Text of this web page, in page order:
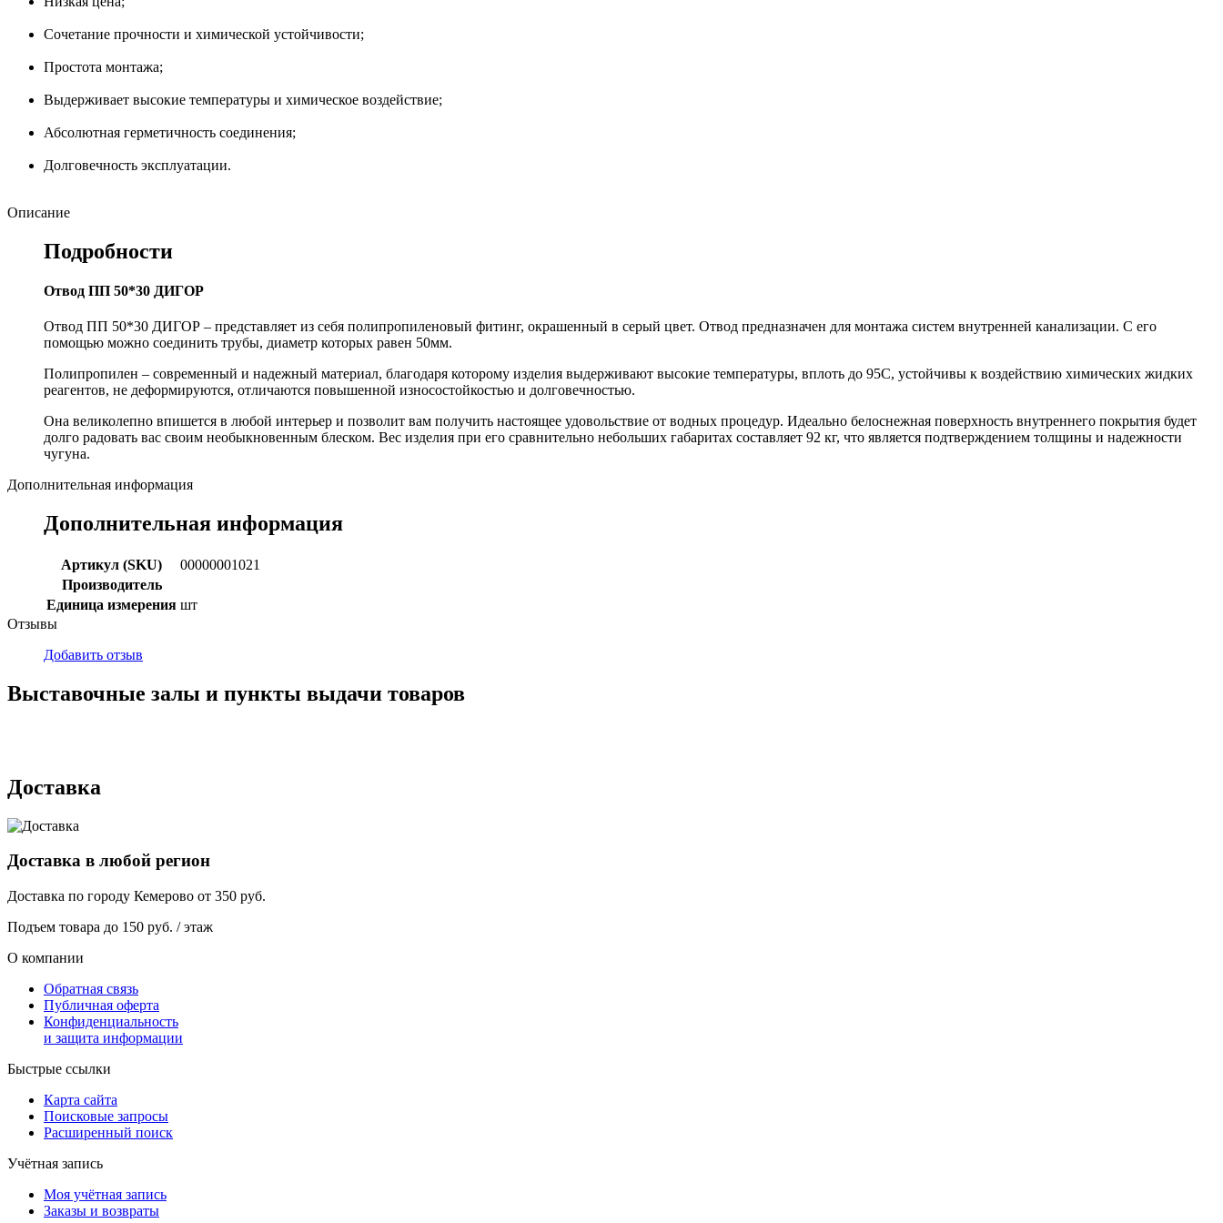
Сочетание прочности и химической устойчивости;
Простота монтажа;
Выдерживает высокие температуры и химическое воздействие;
Абсолютная герметичность соединения;
Долговечность эксплуатации.
Описание
Подробности
Отвод ПП 50*30 ДИГОР
Отвод ПП 50*30 ДИГОР – представляет из себя полипропиленовый фитинг, окрашенный в серый цвет. Отвод предназначен для монтажа систем внутренней канализации. С его
помощью можно соединить трубы, диаметр которых равен 50мм.
Полипропилен – современный и надежный материал, благодаря которому изделия выдерживают высокие температуры, вплоть до 95С, устойчивы к воздействию химических жидких
реагентов, не деформируются, отличаются повышенной износостойкостью и долговечностью.
Она великолепно впишется в любой интерьер и позволит вам получить настоящее удовольствие от водных процедур. Идеально белоснежная поверхность внутреннего покрытия будет
долго радовать вас своим необыкновенным блеском. Вес изделия при его сравнительно небольших габаритах составляет 92 кг, что является подтверждением толщины и надежности
чугуна.
Дополнительная информация
Дополнительная информация
Артикул (SKU)
00000001021
Производитель
Единица измерения шт
Отзывы
Добавить отзыв
Выставочные залы и пункты выдачи товаров
Доставка
Доставка в любой регион
Доставка по городу Кемерово от 350 руб.
Подъем товара до 150 руб. / этаж
О компании
Обратная связь
Публичная оферта
Конфиденциальность
и защита информации
Быстрые ссылки
Карта сайта
Поисковые запросы
Расширенный поиск
Учётная запись
Моя учётная запись
Заказы и возвраты